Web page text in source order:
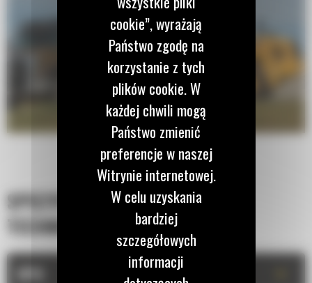
SPECYFIKACJA
TECHNICZNA
cookie”, wyrażają
Państwo zgodę na
korzystanie z tych
plików cookie. W
każdej chwili mogą
Państwo zmienić
preferencje w naszej
Witrynie internetowej.
W celu uzyskania
bardziej
szczegółowych
informacji